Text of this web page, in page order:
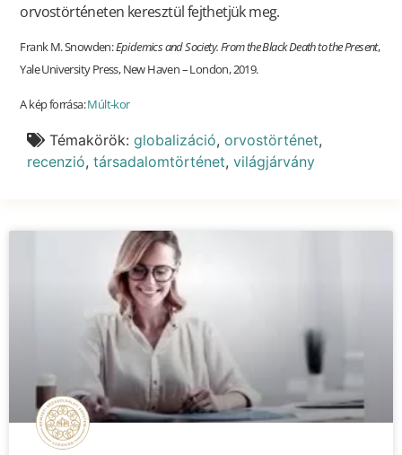
orvostörténeten keresztül fejthetjük meg.
Frank M. Snowden:Epidemics and Society. From the Black Death to the Present,
Yale University Press, New Haven – London, 2019.
A kép forrása:Múlt-kor
Témakörök: globalizáció, orvostörténet,
recenzió, társadalomtörténet, világjárvány